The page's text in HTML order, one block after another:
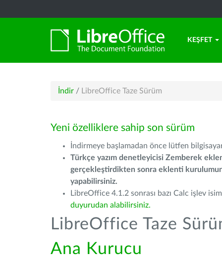
KEŞFET
İndir / LibreOffice Taze Sürüm
Yeni özelliklere sahip son sürüm
İndirmeye başlamadan önce lütfen
Türkçe yazım denetleyicisi Zemberek
gerçekleştirdikten sonra eklenti
yapabilirsiniz.
LibreOffice 4.1.2 sonrası bazı Calc işlev
duyurudan alabilirsiniz.
LibreOffice Taze
Ana Kurucu